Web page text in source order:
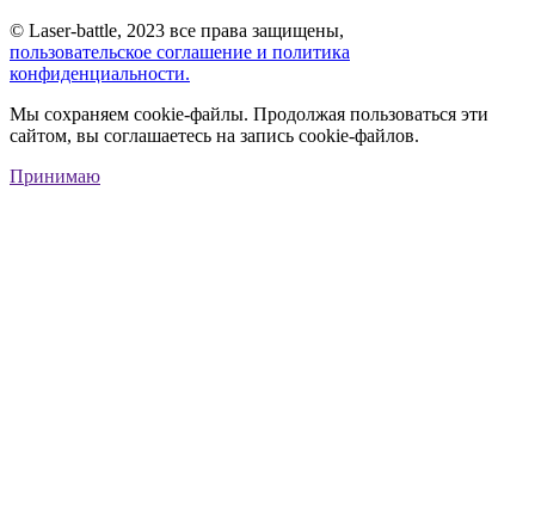
© Laser-battle, 2023 все права защищены,
пользовательское соглашение и политика
конфиденциальности.
Мы сохраняем cookie-файлы. Продолжая пользоваться эти
сайтом, вы соглашаетесь на запись cookie-файлов.
Принимаю